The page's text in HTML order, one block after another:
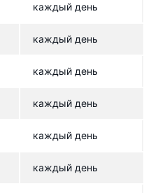
каждый день
каждый день
каждый день
каждый день
каждый день
каждый день